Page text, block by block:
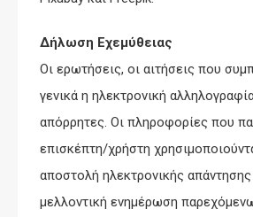
Δήλωση Εχεμύθειας
Οι ερωτήσεις, οι αιτήσεις που
γενικά η ηλεκτρονική
απόρρητες. Οι πληροφορίες που
επισκέπτη/χρήστη
αποστολή ηλεκτρονικής απάντησης
μελλοντική ενημέρωση